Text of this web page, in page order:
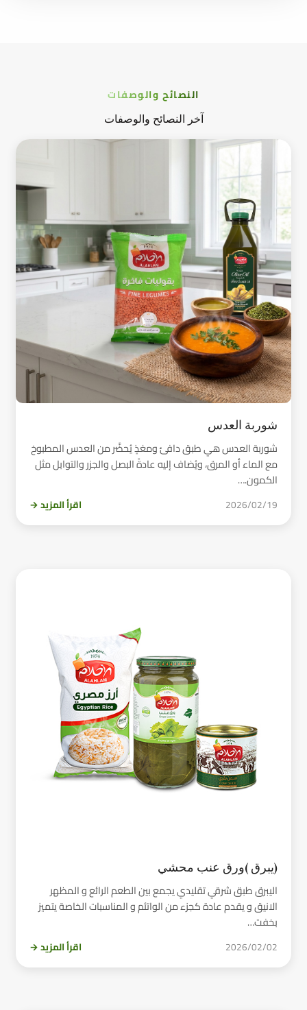
النصائح والوصفات
آخر النصائح والوصفات
شوربة العدس
شوربة العدس هي طبق دافئ ومغذٍ يُحضَّر من العدس المطبوخ
مع الماء أو المرق، ويُضاف إليه عادةً البصل والجزر والتوابل مثل
الكمون.…
2026/02/19 اقرأ المزيد →
(يبرق )ورق عنب محشي
اليبرق طبق شرقي تقليدي يجمع بين الطعم الرائع و المظهر
الانيق و يقدم عادة كجزء من الواتئم و المناسبات الخاصة يتميز
بخفت…
2026/02/02 اقرأ المزيد →